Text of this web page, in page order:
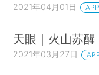
2021年04月01日
天眼｜火山苏醒
2021年03月27日